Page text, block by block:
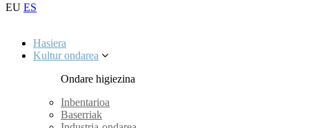
EU ES
Hasiera
Kultur ondarea
Ondare higiezina
Inbentarioa
Baserriak